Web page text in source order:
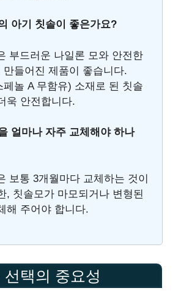
아기 칫솔이 좋은가요?
부드러운 나일론 모와 안전한
만들어진 제품이 좋습니다.
페놀 A 무함유) 소재로 된 칫솔
욱 안전합니다.
얼마나 자주 교체해야 하나
보통 3개월마다 교체하는 것이
, 칫솔모가 마모되거나 변형된
해 주어야 합니다.
선택의 중요성